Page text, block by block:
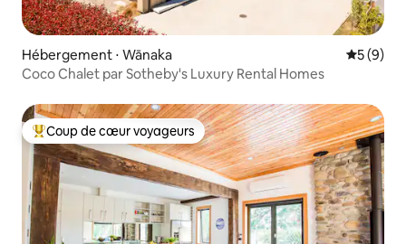
Hébergement ⋅ Wānaka
5 (9)
Coco Chalet par Sotheby's Luxury Rental Homes
Coups de cœur voyageurs les plus appréciés
Coup de cœur voyageurs